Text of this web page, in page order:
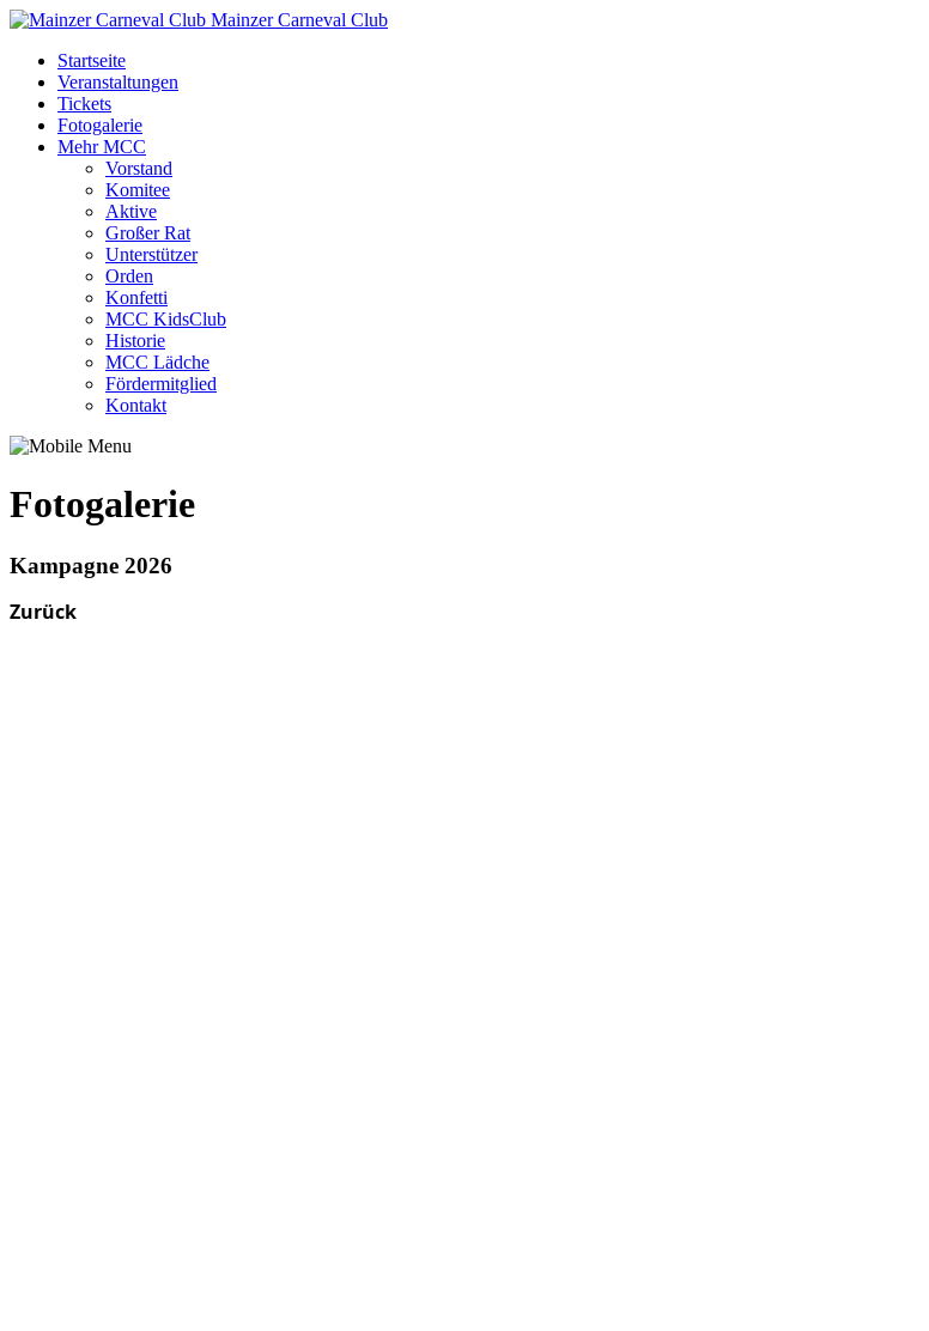
Mainzer Carneval Club
Startseite
Veranstaltungen
Tickets
Fotogalerie
Mehr MCC
Vorstand
Komitee
Aktive
Großer Rat
Unterstützer
Orden
Konfetti
MCC KidsClub
Historie
MCC Lädche
Fördermitglied
Kontakt
Fotogalerie
Kampagne 2026
Zurück